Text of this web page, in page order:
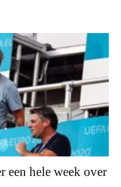
een hele week over